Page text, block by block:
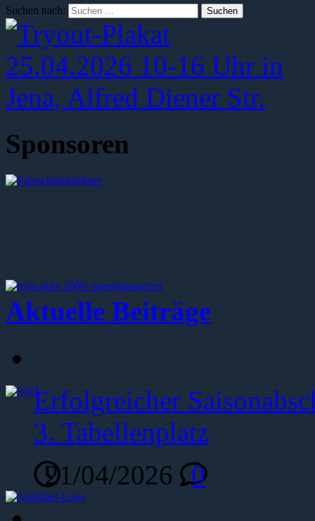
Suchen nach:
Sponsoren
Aktuelle Beiträge
Erfolgreicher
3. Tabellenplatz
21/04/2026
0